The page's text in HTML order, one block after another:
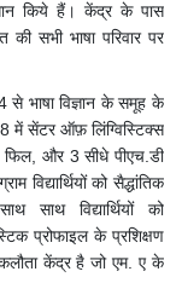
किये हैं। केंद्र के पास
सभी भाषा परिवार पर
भाषा विज्ञान के समूह के
में सेंटर ऑफ़ लिंग्विस्टिक्स
और 3 सीधे पीएच.डी
विद्यार्थियों को सैद्धांतिक
साथ विद्यार्थियों को
प्रोफाइल के प्रशिक्षण
केंद्र है जो एम. ए के